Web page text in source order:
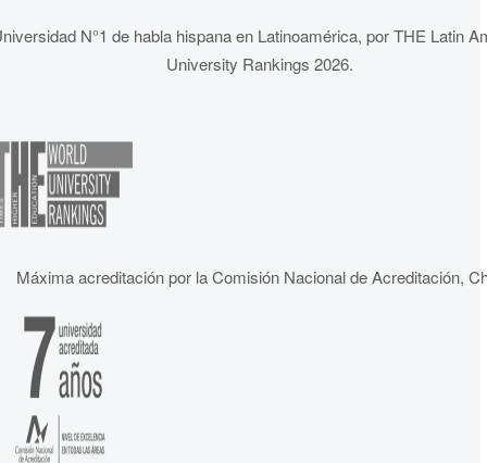
N°1 de habla hispana en Latinoamérica, por THE Latin
University Rankings 2026.
Máxima acreditación por la Comisión Nacional de Acreditación,